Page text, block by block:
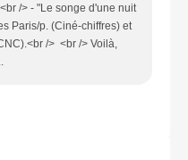
/> - "Le songe d'une nuit
Paris/p. (Ciné-chiffres) et
/> <br /> Voilà,